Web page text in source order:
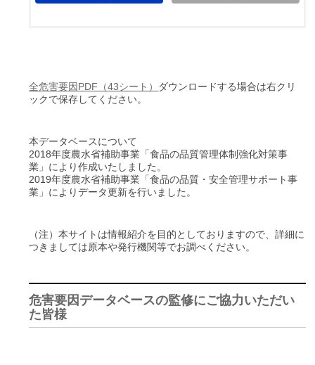
全危害要因PDF（43シート） ダウンロードする場合は右クリ
ックで保存してください。
本データベースについて
2018年度農水省補助事業「食品の品質管理体制強化対策事
業」により作成いたしました。
2019年度農水省補助事業「食品の品質・安全管理サポート事
業」によりデータ更新を行いました。
（注）本サイトは情報紹介を目的としておりますので、詳細に
つきましては原本や発行機関等でお調べください。
危害要因データベースの監修にご協力いただい
た皆様